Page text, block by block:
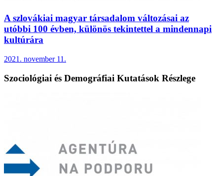
A szlovákiai magyar társadalom változásai az
utóbbi 100 évben, különös tekintettel a mindennapi
kultúrára
2021. november 11.
Szociológiai és Demográfiai Kutatások Részlege